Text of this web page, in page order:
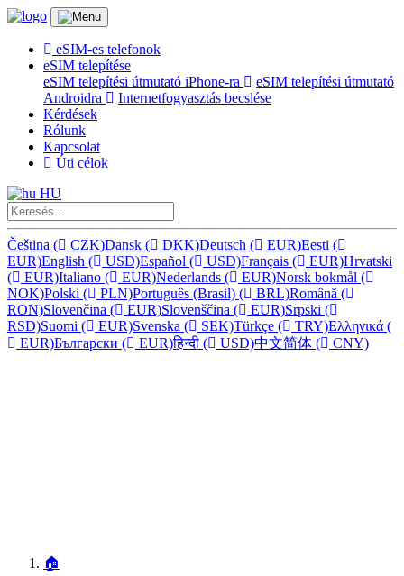
eSIM-es telefonok
eSIM telepítése
eSIM telepítési útmutató iPhone-ra
eSIM telepítési útmutató
Androidra
Internetfogyasztás becslése
Kérdések
Rólunk
Kapcsolat
Úti célok
HU
Čeština ( CZK)Dansk ( DKK)Deutsch ( EUR)Eesti (
EUR)English ( USD)Español ( USD)Français ( EUR)Hrvatski
(
EUR)Italiano ( EUR)Nederlands ( EUR)Norsk bokmål (
NOK)Polski ( PLN)Português (Brasil) ( BRL)Română (
RON)Slovenčina ( EUR)Slovenščina ( EUR)Srpski (
RSD)Suomi ( EUR)Svenska ( SEK)Türkçe ( TRY)Ελληνικά (
EUR)Български ( EUR)हिन्दी ( USD)中文简体 ( CNY)
🏠